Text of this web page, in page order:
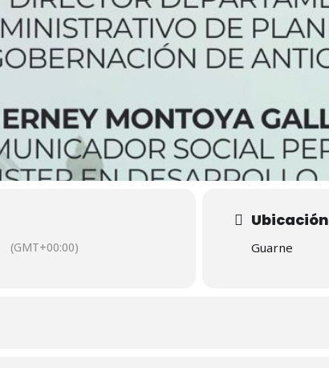
(GMT+00:00)
Ubicación
Guarne